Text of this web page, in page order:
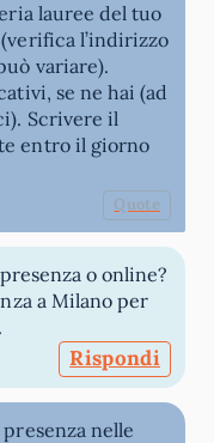
lauree del tuo
l’indirizzo
variare).
se ne hai (ad
Scrivere il
entro il giorno
Quote
o online?
a Milano per
Rispondi
nelle